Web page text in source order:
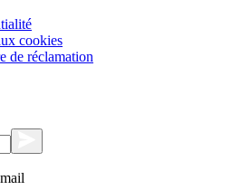
cookies
de réclamation